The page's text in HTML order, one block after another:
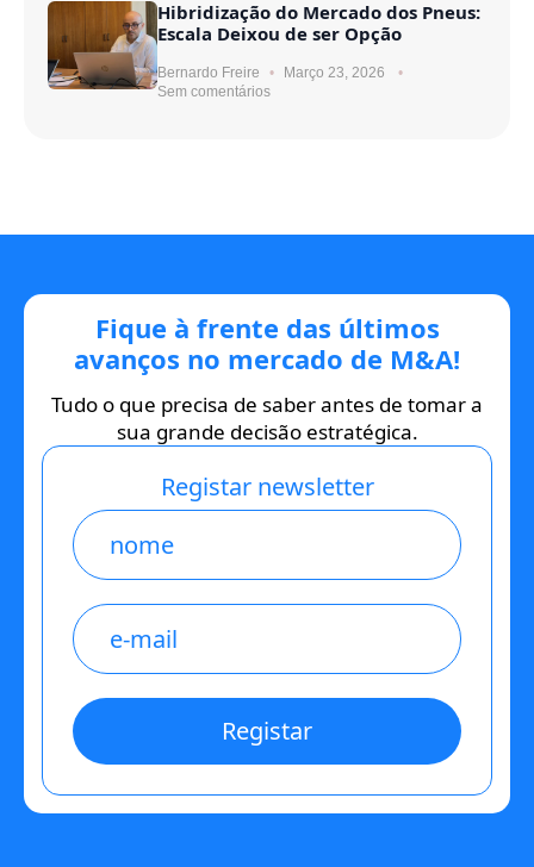
Hibridização do Mercado dos Pneus:
Escala Deixou de ser Opção
Bernardo Freire
Março 23, 2026
Sem comentários
Fique à frente das últimos
avanços no mercado de M&A!
Tudo o que precisa de saber antes de tomar a
sua grande decisão estratégica.
Registar newsletter
Name
E-
mail
*
Registar